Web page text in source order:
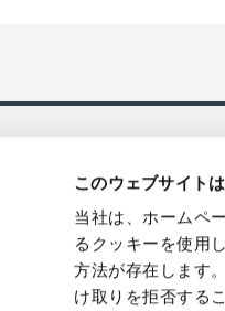
このウェブサイト
当社は、ホームペ
るクッキーを使用
方法が存在します
け取りを拒否する
在庫